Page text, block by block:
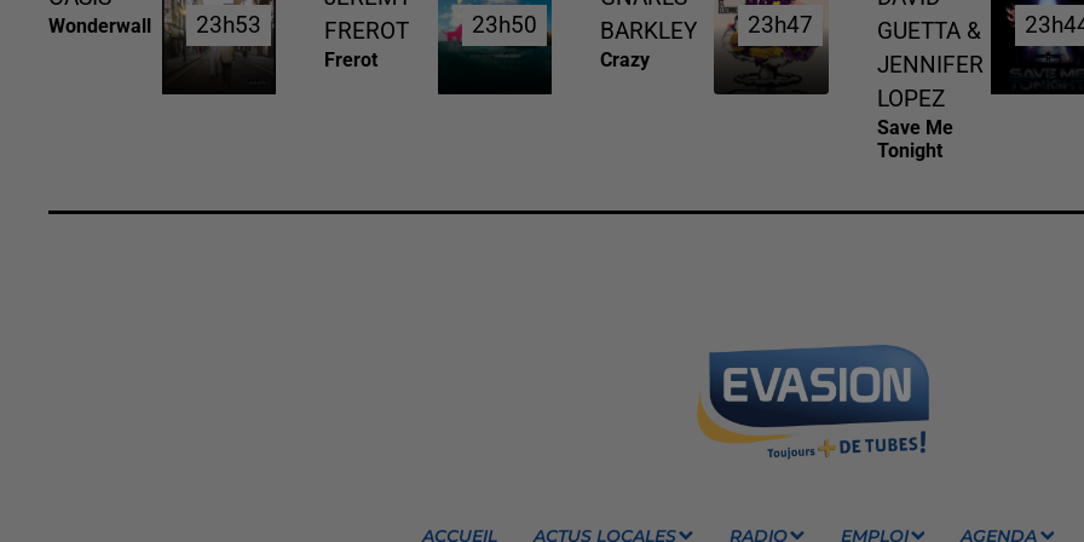
Wonderwall 23h53
23h53
FREROT
Frerot
23h50
23h50
BARKLEY
Crazy
23h47
23h47
GUETTA &
JENNIFER
LOPEZ
Save Me
Tonight
ACCUEIL ACTUS LOCALES RADIO EMPLOI AGENDA